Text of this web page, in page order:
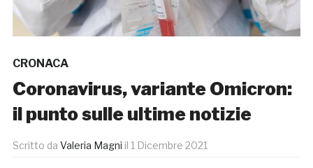
CRONACA
Coronavirus, variante Omicron:
il punto sulle ultime notizie
Scritto da Valeria Magni il 1 Dicembre 2021